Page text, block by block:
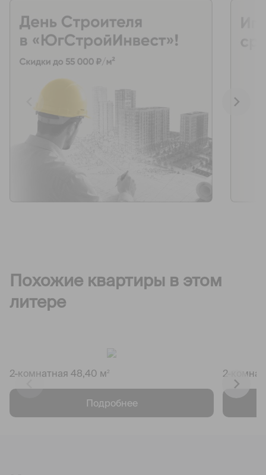
Похожие квартиры в этом
литере
2-комнатная 48,40 м 2
Подробнее
2-